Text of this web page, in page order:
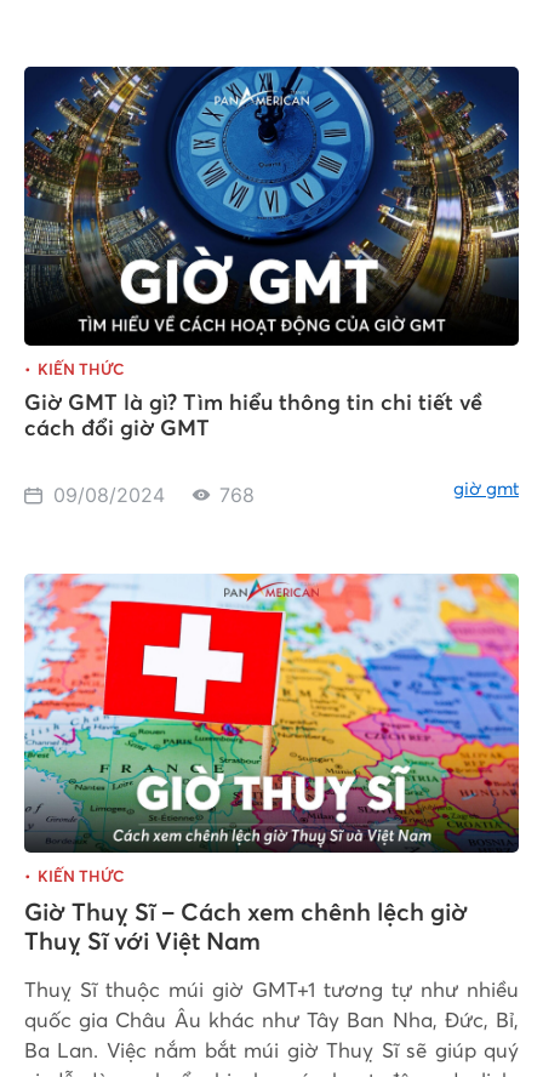
KIẾN THỨC
Giờ GMT là gì? Tìm hiểu thông tin chi tiết về
cách đổi giờ GMT
09/08/2024 768 giờ gmt
KIẾN THỨC
Giờ Thuỵ Sĩ – Cách xem chênh lệch giờ
Thuỵ Sĩ với Việt Nam
Thuỵ Sĩ thuộc múi giờ GMT+1 tương tự như nhiều
quốc gia Châu Âu khác như Tây Ban Nha, Đức, Bỉ,
Ba Lan. Việc nắm bắt múi giờ Thuỵ Sĩ sẽ giúp quý